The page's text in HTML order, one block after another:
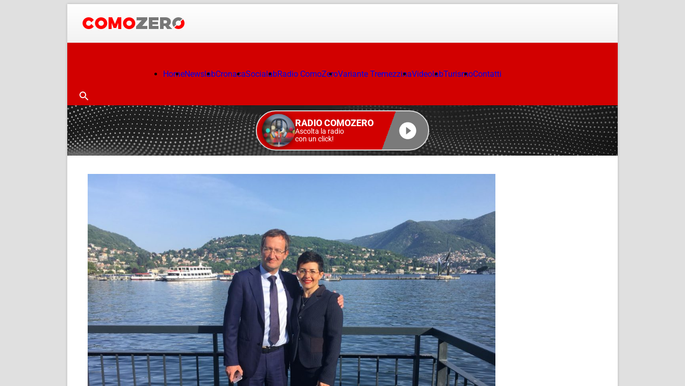
HomeNewslabCronacaSocialabRadio ComoZeroVariante TremezzinaVideolabTurismoContatti
RADIO COMOZERO
Ascolta la radio
con un click!